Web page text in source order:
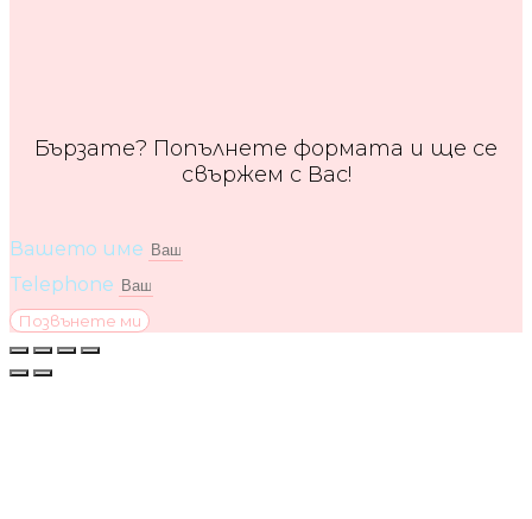
Бързате? Попълнете формата и ще се
свържем с Вас!
Вашето име
Telephone
Позвънете ми